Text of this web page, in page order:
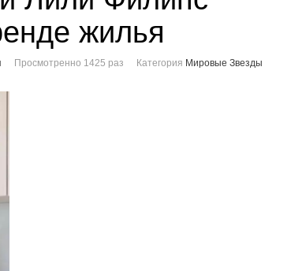
жилья
Просмотренно 1425 раз Категория Мировые Звезды